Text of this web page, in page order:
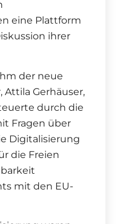
eine Plattform
ihrer
der neue
Attila Gerhäuser,
durch die
Fragen über
Digitalisierung
die Freien
mit den EU-